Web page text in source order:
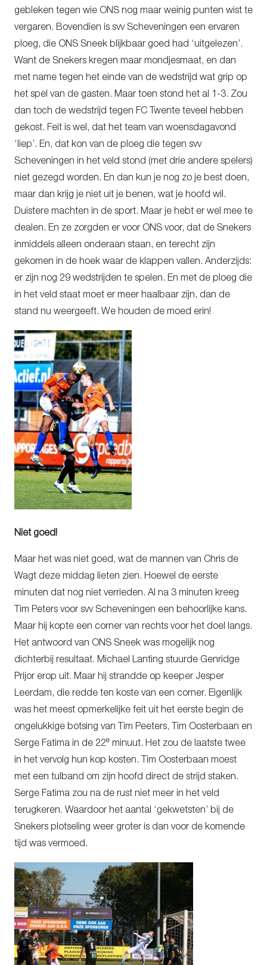
gebleken tegen wie ONS nog maar weinig punten wist te
vergaren. Bovendien is svv Scheveningen een ervaren
ploeg, die ONS Sneek blijkbaar goed had ‘uitgelezen’.
Want de Snekers kregen maar mondjesmaat, en dan
met name tegen het einde van de wedstrijd wat grip op
het spel van de gasten. Maar toen stond het al 1-3. Zou
dan toch de wedstrijd tegen FC Twente teveel hebben
gekost. Feit is wel, dat het team van woensdagavond
‘liep’. En, dat kon van de ploeg die tegen svv
Scheveningen in het veld stond (met drie andere spelers)
niet gezegd worden. En dan kun je nog zo je best doen,
maar dan krijg je niet uit je benen, wat je hoofd wil.
Duistere machten in de sport. Maar je hebt er wel mee te
dealen. En ze zorgden er voor ONS voor, dat de Snekers
inmiddels alleen onderaan staan, en terecht zijn
gekomen in de hoek waar de klappen vallen. Anderzijds:
er zijn nog 29 wedstrijden te spelen. En met de ploeg die
in het veld staat moet er meer haalbaar zijn, dan de
stand nu weergeeft. We houden de moed erin!
Niet goed!
Maar het was niet goed, wat de mannen van Chris de
Wagt deze middag lieten zien. Hoewel de eerste
minuten dat nog niet verrieden. Al na 3 minuten kreeg
Tim Peters voor svv Scheveningen een behoorlijke kans.
Maar hij kopte een corner van rechts voor het doel langs.
Het antwoord van ONS Sneek was mogelijk nog
dichterbij resultaat. Michael Lanting stuurde Genridge
Prijor erop uit. Maar hij strandde op keeper Jesper
Leerdam, die redde ten koste van een corner. Eigenlijk
was het meest opmerkelijke feit uit het eerste begin de
ongelukkige botsing van Tim Peeters, Tim Oosterbaan en
Serge Fatima in de 22e minuut. Het zou de laatste twee
in het vervolg hun kop kosten. Tim Oosterbaan moest
met een tulband om zijn hoofd direct de strijd staken.
Serge Fatima zou na de rust niet meer in het veld
terugkeren. Waardoor het aantal ‘gekwetsten’ bij de
Snekers plotseling weer groter is dan voor de komende
tijd was vermoed.